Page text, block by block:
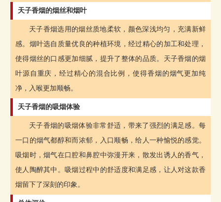
天子香烟的烟丝和烟叶
天子香烟选用的烟丝质地柔软，颜色深浅均匀，充满新鲜
感。烟叶选自质量优良的种植环境，经过精心的加工和处理，
使得烟丝的口感更加细腻，提升了整体的品质。天子香烟的烟
叶源自重庆，经过精心的混合比例，使得香烟的烟气更加纯
净，入喉更加顺畅。
天子香烟的吸烟体验
天子香烟的吸烟体验非常舒适，带来了强烈的满足感。每
一口的烟气都醇和而浓郁，入口顺畅，给人一种愉悦的感觉。
吸烟时，烟气在口腔和鼻腔中弥漫开来，散发出诱人的香气，
使人陶醉其中。吸烟过程中的舒适度和满足感，让人对这款香
烟留下了深刻的印象。